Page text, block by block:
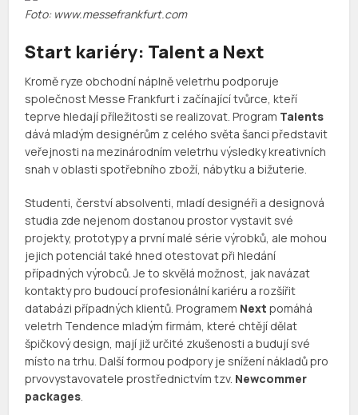
Foto: www.messefrankfurt.com
Start kariéry: Talent a Next
Kromě ryze obchodní náplně veletrhu podporuje
společnost Messe Frankfurt i začínající tvůrce, kteří
teprve hledají příležitosti se realizovat. Program Talents
dává mladým designérům z celého světa šanci představit
veřejnosti na mezinárodním veletrhu výsledky kreativních
snah v oblasti spotřebního zboží, nábytku a bižuterie.
Studenti, čerství absolventi, mladí designéři a designová
studia zde nejenom dostanou prostor vystavit své
projekty, prototypy a první malé série výrobků, ale mohou
jejich potenciál také hned otestovat při hledání
případných výrobců. Je to skvělá možnost, jak navázat
kontakty pro budoucí profesionální kariéru a rozšířit
databázi případných klientů. Programem Next pomáhá
veletrh Tendence mladým firmám, které chtějí dělat
špičkový design, mají již určité zkušenosti a budují své
místo na trhu. Další formou podpory je snížení nákladů pro
prvovystavovatele prostřednictvím tzv. Newcommer
packages